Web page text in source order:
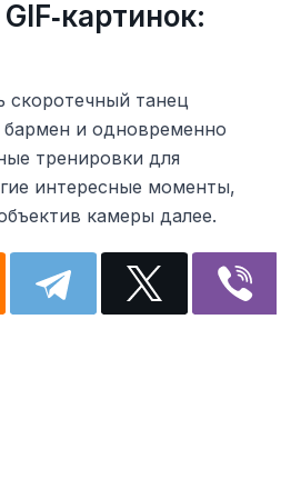
скоротечный танец
и одновременно
тренировки для
интересные моменты,
камеры далее.